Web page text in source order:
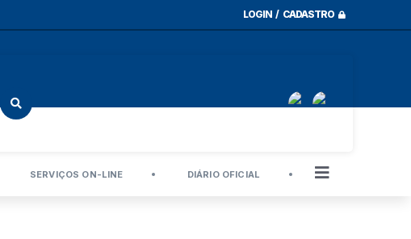
LOGIN / CADASTRO
SERVIÇOS ON-LINE DIÁRIO OFICIAL